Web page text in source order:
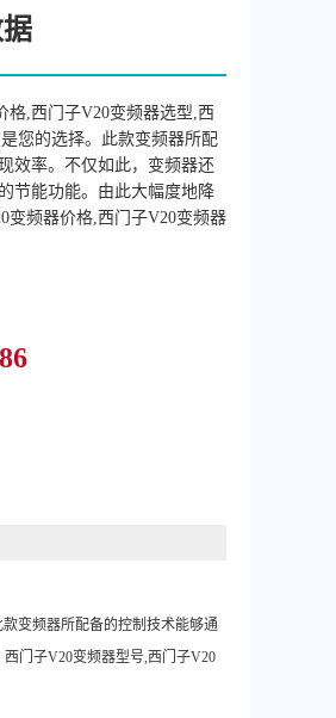
格,西门子V20变频器选型,西
您的选择。此款变频器所配
效率。不仅如此，变频器还
节能功能。由此大幅度地降
变频器价格,西门子V20变频器
变频器所配备的控制技术能够通
门子V20变频器型号,西门子V20